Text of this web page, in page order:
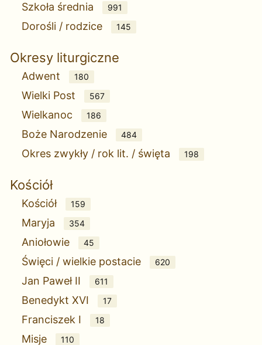
Szkoła średnia 991
Dorośli / rodzice 145
Okresy liturgiczne
Adwent 180
Wielki Post 567
Wielkanoc 186
Boże Narodzenie 484
Okres zwykły / rok lit. / święta 198
Kościół
Kościół 159
Maryja 354
Aniołowie 45
Święci / wielkie postacie 620
Jan Paweł II 611
Benedykt XVI 17
Franciszek I 18
Misje 110